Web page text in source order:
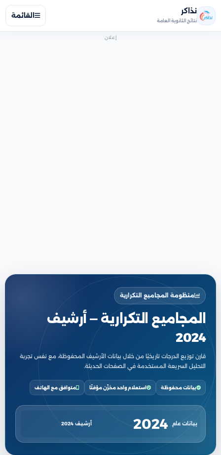
نذاكر
نتائج الثانوية العامة
القائمة
إعلان
منظومة المجاميع التكرارية
المجاميع التكرارية — أرشيف
2024
قارن توزيع الدرجات تاريخيًا من خلال بيانات الأرشيف المحفوظة، مع نفس تجربة
التحليل السريعة المستخدمة في الصفحات الحديثة.
بيانات محفوظة استعلام واحد مخزّن مؤقتًا متوافق مع الهاتف
بيانات عام 2024 أرشيف 2024